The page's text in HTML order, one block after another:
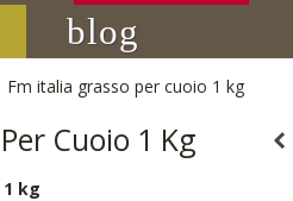
blog
Fm italia grasso per cuoio 1 kg
Cuoio 1 Kg
kg